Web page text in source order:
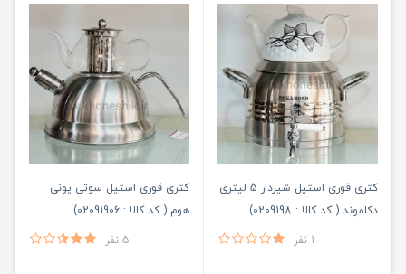
کتری قوری استیل شیردار 5 لیتری
دکاموند ( کد کالا : 0209198)
1 نفر
کتری قوری استیل سوتی یونی
هوم ( کد کالا : 02091906)
5 نفر